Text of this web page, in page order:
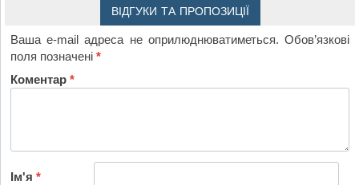
ВІДГУКИ ТА ПРОПОЗИЦІЇ
Ваша e-mail адреса не оприлюднюватиметься. Обов’язкові
поля позначені*
Коментар*
Ім'я*